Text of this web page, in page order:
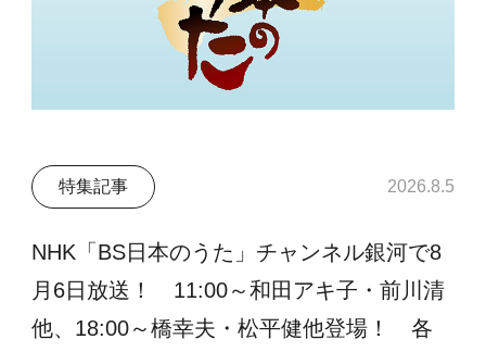
特集記事 2026.8.5
NHK「BS日本のうた」チャンネル銀河で8
月6日放送！ 11:00～和田アキ子・前川清
他、18:00～橋幸夫・松平健他登場！ 各